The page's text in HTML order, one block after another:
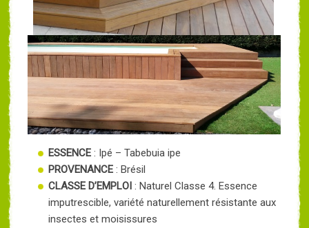
ESSENCE : Ipé – Tabebuia ipe
PROVENANCE : Brésil
CLASSE D’EMPLOI : Naturel Classe 4. Essence
imputrescible, variété naturellement résistante aux
insectes et moisissures